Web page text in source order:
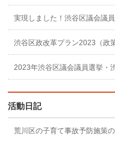
実現しました！渋谷区議会議
渋谷区政改革プラン2023（政
2023年渋谷区議会議員選挙・
活動日記
荒川区の子育て事故予防施策